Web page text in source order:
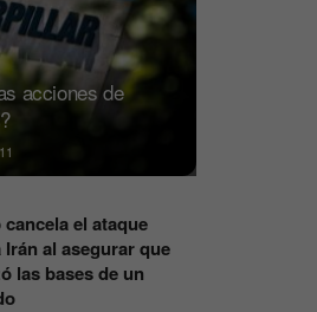
acciones de
cancela el ataque
al asegurar que
las bases de un